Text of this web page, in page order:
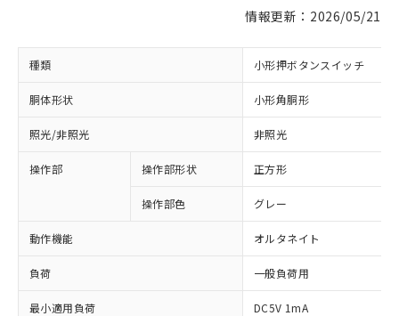
情報更新：2026/05/21
種類 小形押ボタンスイッチ
胴体形状 小形角胴形
照光/非照光 非照光
操作部 操作部形状 正方形
操作部色 グレー
動作機能 オルタネイト
負荷 一般負荷用
最小適用負荷 DC5V 1mA